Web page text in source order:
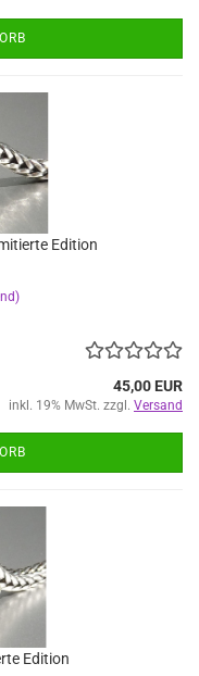
Edition
45,00 EUR
inkl. 19% MwSt. zzgl. Versand
Edition